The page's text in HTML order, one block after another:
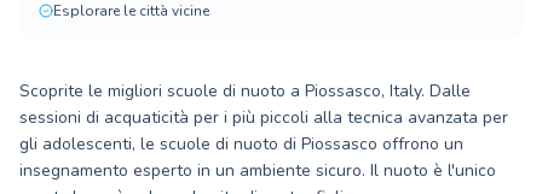
Esplorare le città vicine
Scoprite le migliori scuole di nuoto a Piossasco, Italy. Dalle
sessioni di acquaticità per i più piccoli alla tecnica avanzata per
gli adolescenti, le scuole di nuoto di Piossasco offrono un
insegnamento esperto in un ambiente sicuro. Il nuoto è l'unico